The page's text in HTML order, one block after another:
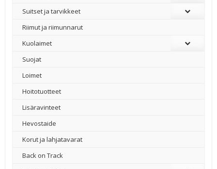
Suitset ja tarvikkeet
Riimut ja riimunnarut
Kuolaimet
Suojat
Loimet
Hoitotuotteet
Lisäravinteet
Hevostaide
Korut ja lahjatavarat
Back on Track